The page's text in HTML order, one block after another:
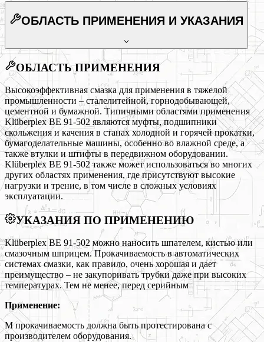
ОБЛАСТЬ ПРИМЕНЕНИЯ И УКАЗАНИЯ
ОБЛАСТЬ ПРИМЕНЕНИЯ
Высокоэффективная смазка для применения в тяжелой
промышленности – сталелитейной, горнодобывающей,
цементной и бумажной. Типичными областями применения
Klüberplex BE 91-502 являются муфты, подшипники
скольжения и качения в станах холодной и горячей прокатки,
бумагоделательные машины, особенно во влажной среде, а
также втулки и штифты в передвижном оборудовании.
Klüberplex BE 91-502 также может использоваться во многих
других областях применения, где присутствуют высокие
нагрузки и трение, в том числе в сложных условиях
эксплуатации.
УКАЗАНИЯ ПО ПРИМЕНЕНИЮ
Klüberplex BE 91-502 можно наносить шпателем, кистью или
смазочным шприцем. Прокачиваемость в автоматических
системах смазки, как правило, очень хорошая и дает
преимущество – не закупоривать трубки даже при высоких
температурах. Тем не менее, перед серийным
Применение:
М прокачиваемость должна быть протестирована с
производителем оборудования.